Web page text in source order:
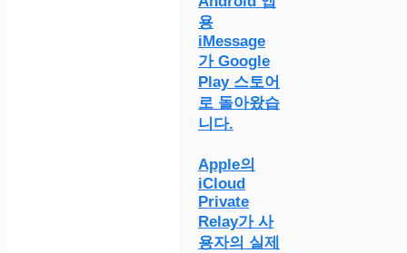
용
iMessage
가 Google
Play 스토어
로 돌아왔습
니다.
Apple의
iCloud
Private
Relay가 사
용자의 실제